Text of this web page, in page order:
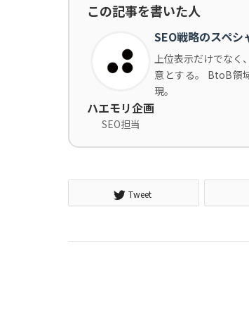
この記事を書いた人
ハエモリ企画
SEO担当
SEO戦略のスペシ
上位表示だけでな
意とする。 BtoB領
現。
Tweet